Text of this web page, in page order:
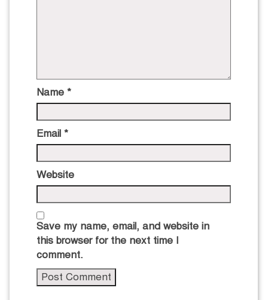
Name *
Email *
Website
Save my name, email, and website in
this browser for the next time I
comment.